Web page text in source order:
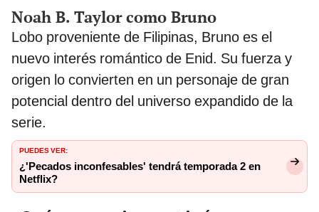
Noah B. Taylor como Bruno
Lobo proveniente de Filipinas, Bruno es el
nuevo interés romántico de Enid. Su fuerza y
origen lo convierten en un personaje de gran
potencial dentro del universo expandido de la
serie.
PUEDES VER:
¿'Pecados inconfesables' tendrá temporada 2 en
Netflix?